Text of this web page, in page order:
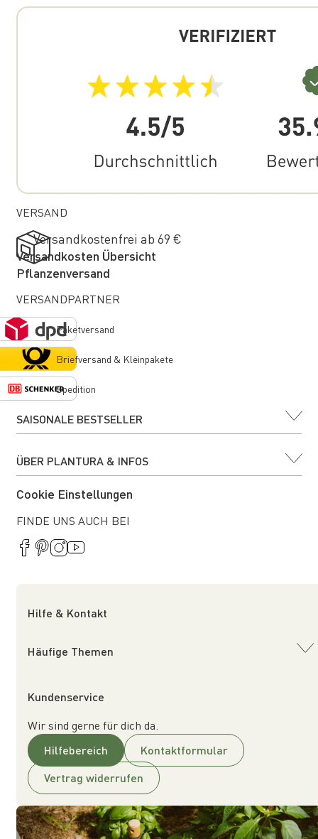
SAISONALE BESTSELLER
ÜBER PLANTURA & INFOS
Cookie Einstellungen
FINDE UNS AUCH BEI
VERSAND
Versandkostenfrei ab 69 €
Versandkosten Übersicht
Pflanzenversand
VERSANDPARTNER
Paketversand
Briefversand & Kleinpakete
Spedition
Hilfe & Kontakt
Häufige Themen
Kundenservice
Wir sind gerne für dich da.
Hilfebereich
Kontaktformular
Vertrag widerrufen